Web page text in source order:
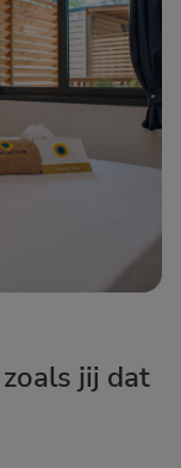
jij dat